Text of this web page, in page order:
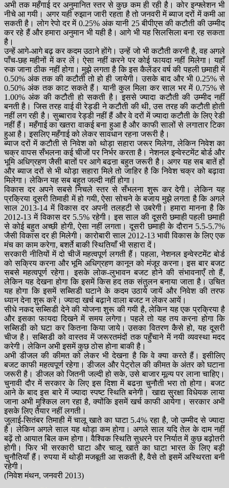
अभी तक महँगाई दर अनुमानित स्तर से कुछ कम ही रही है। कोर इन्फ्लेशन भी
नीचे आ गयी। अगर यही रुझान जारी रहता है तो जनवरी में ब्याज दरों में कमी आ
सकती है। लोग रेपो दर में 0.25% अंक यानी 25 बीपीएस की कटौती की उम्मीद
कर रहे हैं और हमारा अनुमान भी यही है। आगे भी यह सिलसिला बना रह सकता
है।
उन्हें आगे-आगे बढ़ कर कदम उठाने होंगे। उन्हें जो भी कटौती करनी है, वह अगले
पाँच-छह महीनों में कर लें। ऐसा नहीं करने पर कोई फायदा नहीं मिलेगा। यहाँ
रुक जाना ठीक नहीं होगा। मुझे लगता है कि इस कैलेंडर वर्ष की पहली छमाही में
0.50% अंक तक की कटौती तो हो ही जायेगी। उसके बाद और भी 0.25% से
0.50% अंक तक काट सकते हैं। यानी कुल मिला कर साल भर में 0.75% से
1.00% अंक की कटौती हो सकती है। इससे ज्यादा कटौती की उम्मीद नहीं
बनती है। जिस तरह वाई वी रेड्डी ने कटौती की थी, उस तरह की कटौती होती
नहीं लग रही है। सुब्बाराव रेड्डी नहीं हैं और वे दरों में ज्यादा कटौती के लिए रेडी
नहीं हैं। महँगाई का खतरा वाकई बना हुआ है और काफी सालों से लगातार टिका
हुआ है। इसलिए महँगाई को लेकर सावधान रहना जरूरी है।
ब्याज दरों में कटौती से निवेश को थोड़ा सहारा जरूर मिलेगा, लेकिन निवेश का
चक्र वापस सँभलना कई चीजों पर निर्भर करता है। नेशनल इन्वेस्टमेंट बोर्ड और
भूमि अधिग्रहण जैसी बातों पर आगे बढऩा बहुत जरूरी है। अगर यह सब बातें हों
और ब्याज दरों से भी थोड़ा सहारा मिले तो जाहिर है कि निवेश चक्र को बढ़ावा
मिलेगा। लेकिन यह सब बहुत जल्दी नहीं होगा।
विकास दर अपने सबसे निचले स्तर से सँभलना शुरू कर देगी। लेकिन यह
प्रक्रिया दूसरी तिमाही में हो गयी, ऐसा सोचने के बजाय मुझे लगता है कि अगले
साल 2013-14 में विकास दर अपनी तलहटी से उबरेगी। हमारा मानना है कि
2012-13 में विकास दर 5.5% रहेगी। इस साल की दूसरी छमाही पहली छमाही
से कोई बहुत अच्छी होगी, ऐसा नहीं लगता। दूसरी छमाही के दौरान 5.5-5.7%
जैसी विकास दर ही मिलेगी। कारोबारी साल 2012-13 भावी विकास के लिए एक
मंच का काम करेगा, बशर्ते बाकी स्थितियाँ भी सहारा दें।
सरकारी नीतियों में दो चीजें महत्वपूर्ण लगती हैं। पहला, नेशनल इन्वेस्टमेंट बोर्ड
को सक्रिय करना और भूमि अधिग्रहण कानून को मंजूर करना। इस बार बजट
सबसे महत्वपूर्ण रहेगा। इसके लोक-लुभावन बजट होने की संभावनाएँ तो हैं,
लेकिन यह देखना होगा कि इसमें किस हद तक संतुलन बनाया जाता है। उचित
यह होगा कि इसमें सब्सिडी घटाने के कदम उठाये जायें और निवेश की तरफ
ध्यान देना शुरू करें। ज्यादा खर्च बढ़ाने वाला बजट न लेकर आयें।
सीधे नकद सब्सिडी देने की योजना शुरू की गयी है, लेकिन यह एक प्रक्रिया है
और इसका फायदा दिखने में समय लगेगा। पहले तो यह तय करना होगा कि
सब्सिडी को घटा कर कितना किया जाये। उसका वितरण कैसे हो, यह दूसरी
चीज है। सब्सिडी को वास्तव में जरूरतमंदों तक पहुँचाने में नयी व्यवस्था मदद
करेगी। लेकिन अभी इसमें कुछ ठोस होना बाकी है।
अभी डीजल की कीमत को लेकर भी देखना है कि वे क्या करते हैं। इसीलिए
बजट काफी महत्वपूर्ण रहेगा। डीजल और पेट्रोल की कीमत के अंतर को घटाना
जरूरी है। डीजल को जितनी जल्दी हो सके, उसे बाजार मूल्य पर लाना चाहिए।
चुनावी दौर में सरकार के लिए इस दिशा में बढऩा चुनौती भरा तो होगा। बजट
आने के बाद इस बारे में ज्यादा स्पष्ट स्थिति बनेगी। खाद्य सुरक्षा विधेयक लाया
जाना अभी मुश्किल लग रहा है, क्योंकि इसमें खर्च काफी आयेगा। सरकार अभी
इसके लिए तैयार नहीं लगती।
जुलाई-सितंबर तिमाही में चालू खाते का घाटा 5.4% रहा है, जो उम्मीद से ज्यादा
है। लेकिन अगले साल यह थोड़ा कम होगा। अगले साल यदि तेल के दाम नहीं
बढ़ें तो आयात बिल कम होगा। वैश्विक स्थिति सुधरने पर निर्यात में कुछ बढ़ोतरी
होगी। फिर भी सरकारी घाटा और चालू खाते का घाटा भारत के लिए बड़ी
चुनौतियाँ हैं। रुपया में थोड़ी मजबूती आ सकती है, वैसे तो इसमें अस्थिरता बनी
रहेगी।
(निवेश मंथन, जनवरी 2013)